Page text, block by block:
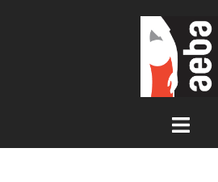
Alternar